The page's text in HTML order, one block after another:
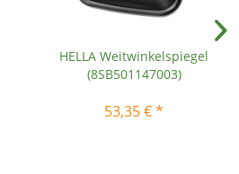
HELLA Weitwinkelspiegel
(8SB501147003)
53,35 € *